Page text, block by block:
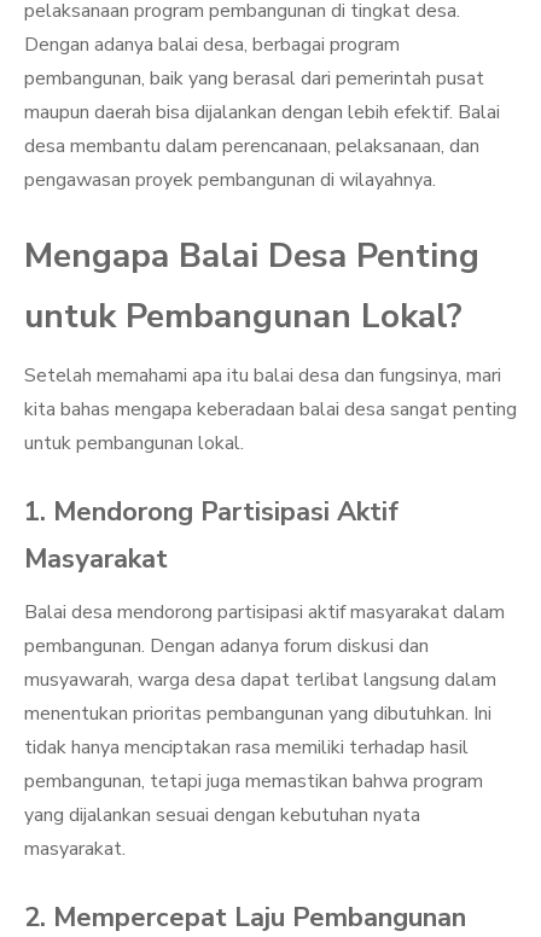
pelaksanaan program pembangunan di tingkat desa.
Dengan adanya balai desa, berbagai program
pembangunan, baik yang berasal dari pemerintah pusat
maupun daerah bisa dijalankan dengan lebih efektif. Balai
desa membantu dalam perencanaan, pelaksanaan, dan
pengawasan proyek pembangunan di wilayahnya.
Mengapa Balai Desa Penting
untuk Pembangunan Lokal?
Setelah memahami apa itu balai desa dan fungsinya, mari
kita bahas mengapa keberadaan balai desa sangat penting
untuk pembangunan lokal.
1. Mendorong Partisipasi Aktif
Masyarakat
Balai desa mendorong partisipasi aktif masyarakat dalam
pembangunan. Dengan adanya forum diskusi dan
musyawarah, warga desa dapat terlibat langsung dalam
menentukan prioritas pembangunan yang dibutuhkan. Ini
tidak hanya menciptakan rasa memiliki terhadap hasil
pembangunan, tetapi juga memastikan bahwa program
yang dijalankan sesuai dengan kebutuhan nyata
masyarakat.
2. Mempercepat Laju Pembangunan